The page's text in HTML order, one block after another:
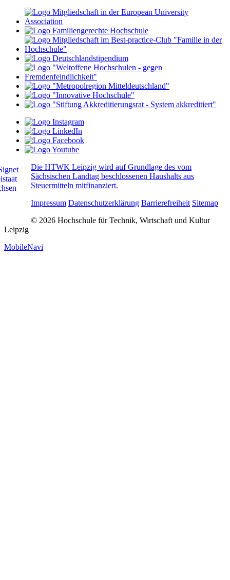
Die HTWK Leipzig wird auf Grundlage des vom
Sächsischen Landtag beschlossenen Haushalts aus
Steuermitteln mitfinanziert.
Impressum Datenschutzerklärung Barrierefreiheit Sitemap
© 2026 Hochschule für Technik, Wirtschaft und Kultur
Leipzig
MobileNavi